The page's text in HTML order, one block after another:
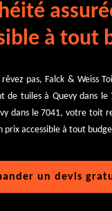
à tout
rêvez pas, Falck & Weiss
de tuiles à Quevy dans le
dans le 7041, votre toit
prix accessible à tout
un devis